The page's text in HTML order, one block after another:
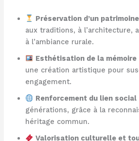
Préservation d’un
aux traditions, à l’architecture,
à l’ambiance rurale.
Esthétisation de la mémoire
une création artistique pour
engagement.
Renforcement du lien social
générations, grâce à la
héritage commun.
Valorisation culturelle et